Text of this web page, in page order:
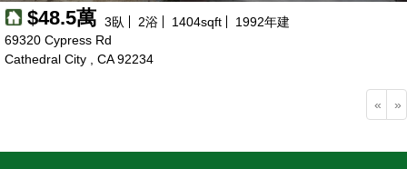
$48.5萬 3臥 2浴 1404sqft 1992年建
69320 Cypress Rd
Cathedral City , CA 92234
« »